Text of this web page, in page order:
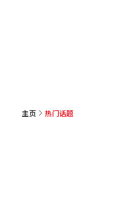
主页 热门话题